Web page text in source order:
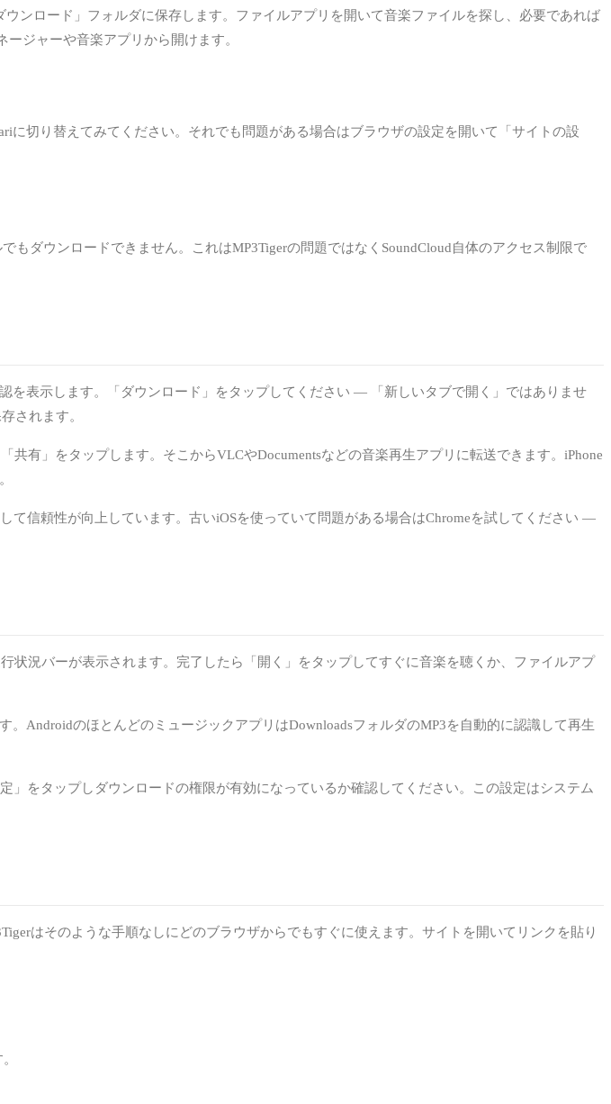
ンロード」フォルダに保存します。ファイルアプリを開いて音楽ファイルを探し、必要であれば
ジャーや音楽アプリから開けます。
切り替えてみてください。それでも問題がある場合はブラウザの設定を開いて「サイトの設
ダウンロードできません。これはMP3Tigerの問題ではなくSoundCloud自体のアクセス制限で
を表示します。「ダウンロード」をタップしてください — 「新しいタブで開く」ではありませ
されます。
有」をタップします。そこからVLCやDocumentsなどの音楽再生アプリに転送できます。iPhone
て信頼性が向上しています。古いiOSを使っていて問題がある場合はChromeを試してください —
状況バーが表示されます。完了したら「開く」をタップしてすぐに音楽を聴くか、ファイルアプ
AndroidのほとんどのミュージックアプリはDownloadsフォルダのMP3を自動的に認識して再生
をタップしダウンロードの権限が有効になっているか確認してください。この設定はシステム
はそのような手順なしにどのブラウザからでもすぐに使えます。サイトを開いてリンクを貼り